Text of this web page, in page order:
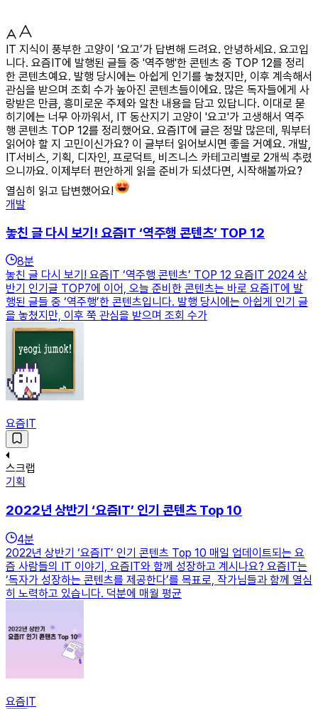
IT 지식이 풍부한 고양이 ‘요고’가 답변해 드려요. 안녕하세요. 요고입
니다. 요즘IT에 발행된 글들 중 '역주행'한 콘텐츠 중 TOP 12를 정리
한 콘텐츠예요. 발행 당시에는 아쉽게 인기를 놓쳤지만, 이후 계속해서
관심을 받으며 조회 수가 높아진 콘텐츠들이에요. 많은 독자들에게 사
랑받은 만큼, 흥미로운 주제와 알찬 내용을 담고 있답니다. 이대로 묻
히기에는 너무 아까워서, IT 동산지기 고양이 '요고'가 고생해서 역주
행 콘텐츠 TOP 12를 정리했어요. 요즘IT에 글은 정말 많은데, 뭐부터
읽어야 할 지 고민이신가요? 이 글부터 읽어보시면 좋을 거예요. 개발,
IT서비스, 기획, 디자인, 프로덕트, 비즈니스 카테고리별로 2개씩 추렸
으니까요. 이제부터 편안하게 읽을 준비가 되셨다면, 시작해볼까요?
열심히 읽고 답변했어요!
개발
놓친 글 다시 보기! 요즘IT ‘역주행 콘텐츠’ TOP 12
8분
놓친 글 다시 보기! 요즘IT ‘역주행 콘텐츠’ TOP 12 요즘IT 2024 상
반기 인기글 TOP7에 이어, 오늘 준비한 콘텐츠는 바로 요즘IT에 발
행된 글들 중 ‘역주행’한 콘텐츠입니다. 발행 당시에는 아쉽게 인기 글
을 놓쳤지만, 이후 쭉 관심을 받으며 조회 수가
요즘IT
스크랩
기획
2022년 상반기 ‘요즘IT’ 인기 콘텐츠 Top 10
4분
2022년 상반기 ‘요즘IT’ 인기 콘텐츠 Top 10 매일 업데이트되는 요
즘 사람들의 IT 이야기, 요즘IT와 함께 성장하고 계시나요? 요즘IT는
‘독자가 성장하는 콘텐츠를 제공한다’를 목표로, 작가님들과 함께 열심
히 노력하고 있습니다. 덕분에 매월 평균
요즘IT